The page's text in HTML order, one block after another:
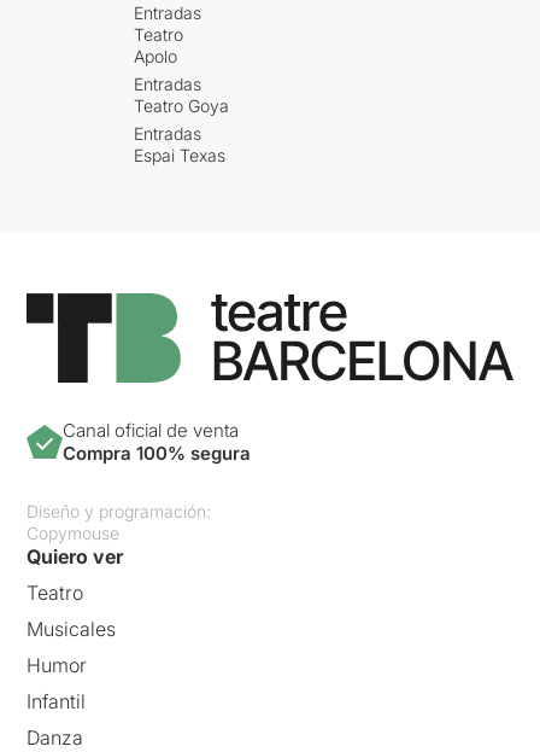
Entradas
Teatro
Apolo
Entradas
Teatro Goya
Entradas
Espai Texas
Canal oficial de venta
Compra 100% segura
Diseño y programación:
Copymouse
Quiero ver
Teatro
Musicales
Humor
Infantil
Danza